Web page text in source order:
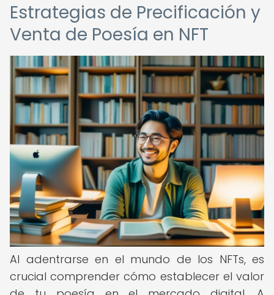
Estrategias de Precificación y
Venta de Poesía en NFT
Al adentrarse en el mundo de los NFTs, es
crucial comprender cómo establecer el valor